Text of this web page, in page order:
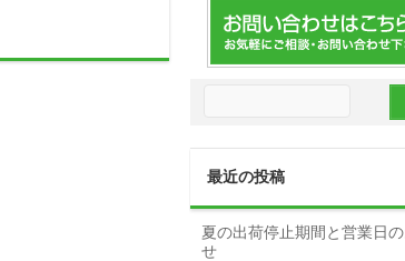
最近の投稿
夏の出荷停止期間と営業日
せ